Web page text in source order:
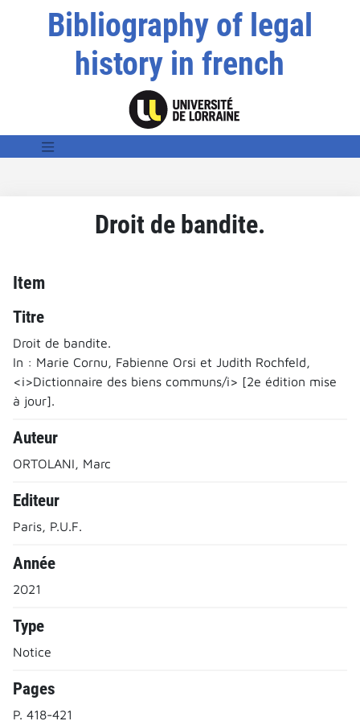
Bibliography of legal
history in french
Droit de bandite.
Item
Titre
Droit de bandite.
In : Marie Cornu, Fabienne Orsi et Judith Rochfeld,
<i>Dictionnaire des biens communs/i> [2e édition mise
à jour].
Auteur
ORTOLANI, Marc
Editeur
Paris, P.U.F.
Année
2021
Type
Notice
Pages
P. 418-421